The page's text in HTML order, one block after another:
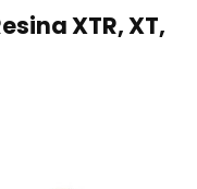
XTR, XT,